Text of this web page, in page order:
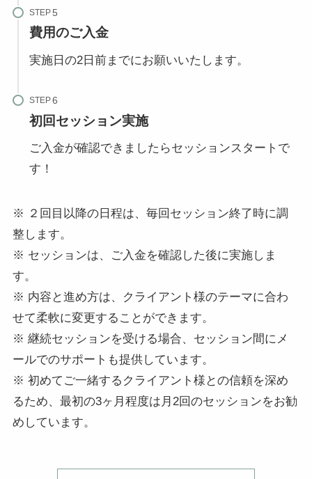
STEP
費用のご入金
実施日の2日前までにお願いいたします。
STEP
初回セッション実施
ご入金が確認できましたらセッションスタートで
す！
※ ２回目以降の日程は、毎回セッション終了時に調
整します。
※ セッションは、ご入金を確認した後に実施しま
す。
※ 内容と進め方は、クライアント様のテーマに合わ
せて柔軟に変更することができます。
※ 継続セッションを受ける場合、セッション間にメ
ールでのサポートも提供しています。
※ 初めてご一緒するクライアント様との信頼を深め
るため、最初の3ヶ月程度は月2回のセッションをお勧
めしています。